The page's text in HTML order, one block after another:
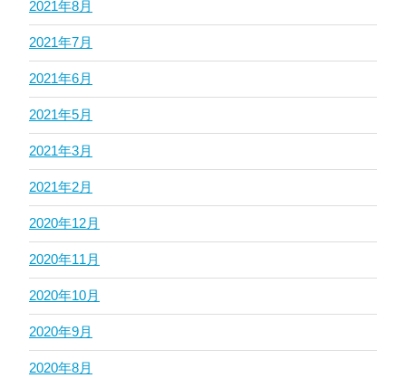
2021年8月
2021年7月
2021年6月
2021年5月
2021年3月
2021年2月
2020年12月
2020年11月
2020年10月
2020年9月
2020年8月